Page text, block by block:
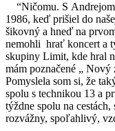
“Ničomu. S Andrejom
1986, keď prišiel do
šikovný a hneď na
nemohli hrať koncert a
skupiny Limit, kde hral
mám poznačené „
Pomyslela som si, že
spolu s technikou 13 a
týždne spolu na
rozvážny, spoľahlivý,